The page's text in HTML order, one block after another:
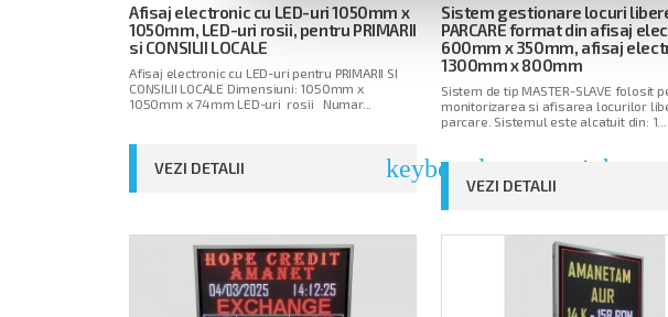
Afisaj electronic cu LED-uri 1050mm x
1050mm, LED-uri rosii, pentru PRIMARII
si CONSILII LOCALE
Afisaj electronic cu LED-uri pentru PRIMARII SI
CONSILII LOCALE Dimensiuni: 1050mm x
1050mm x 74mm LED-uri rosii Numar...
VEZI DETALII keyboard_arrow_right
Sistem gestionare locuri
PARCARE format din afisaj
600mm x 350mm, afisaj
1300mm x 800mm
Sistem de tip MASTER-SLAVE folosit
monitorizarea si afisarea locurilor
parcare. Sistemul este alcatuit din: 1...
VEZI DETALII